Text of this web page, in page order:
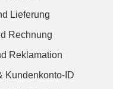
Lieferung
Rechnung
Reklamation
Kundenkonto-ID